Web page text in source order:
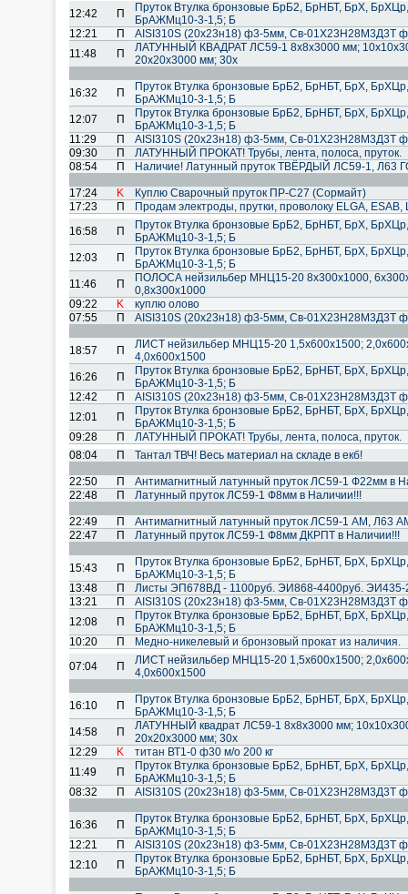
12:42
П
Пруток Втулка бронзовые БрБ2, БрНБТ, БрХ,
БрАЖМц10-3-1,5; Б
12:21
П
AISI310S (20х23н18) ф3-5мм, Cв-01Х23Н28М3Д3Т
11:48
П
ЛАТУННЫЙ КВАДРАТ ЛС59-1 8х8х3000 мм;
20х20х3000 мм; 30х
16:32 П
Пруток Втулка бронзовые БрБ2, БрНБТ, БрХ,
БрАЖМц10-3-1,5; Б
12:07
П
Пруток Втулка бронзовые БрБ2, БрНБТ, БрХ,
БрАЖМц10-3-1,5; Б
11:29
П
AISI310S (20х23н18) ф3-5мм, Cв-01Х23Н28М3Д3Т
09:30
П
ЛАТУННЫЙ ПРОКАТ! Трубы, лента, полоса, пруток.
08:54
П Наличие! Латунный пруток ТВЁРДЫЙ ЛС59-1, Л63
17:24 K
Куплю Сварочный пруток ПР-С27 (Сормайт)
17:23
П
Продам электроды, прутки, проволоку ELGA, ESAB,
16:58
П
Пруток Втулка бронзовые БрБ2, БрНБТ, БрХ,
БрАЖМц10-3-1,5; Б
12:03
П
Пруток Втулка бронзовые БрБ2, БрНБТ, БрХ,
БрАЖМц10-3-1,5; Б
11:46
П
ПОЛОСА нейзильбер МНЦ15-20 8х300х1000,
0,8х300х1000
09:22
K
куплю олово
07:55
П AISI310S (20х23н18) ф3-5мм, Cв-01Х23Н28М3Д3Т
18:57 П
ЛИСТ нейзильбер МНЦ15-20 1,5х600х1500;
4,0х600х1500
16:26
П
Пруток Втулка бронзовые БрБ2, БрНБТ, БрХ,
БрАЖМц10-3-1,5; Б
12:42
П
AISI310S (20х23н18) ф3-5мм, Cв-01Х23Н28М3Д3Т
12:01
П
Пруток Втулка бронзовые БрБ2, БрНБТ, БрХ,
БрАЖМц10-3-1,5; Б
09:28
П
ЛАТУННЫЙ ПРОКАТ! Трубы, лента, полоса, пруток.
08:04
П Тантал ТВЧ! Весь материал на складе в екб!
22:50 П
Антимагнитный латунный пруток ЛС59-1 Ф22мм в
22:48
П Латунный пруток ЛС59-1 Ф8мм в Наличии!!!
22:49 П
Антимагнитный латунный пруток ЛС59-1 АМ, Л63
22:47
П Латунный пруток ЛС59-1 Ф8мм ДКРПТ в Наличии!!!
15:43 П
Пруток Втулка бронзовые БрБ2, БрНБТ, БрХ,
БрАЖМц10-3-1,5; Б
13:48
П
Листы ЭП678ВД - 1100руб. ЭИ868-4400руб.
13:21
П
AISI310S (20х23н18) ф3-5мм, Cв-01Х23Н28М3Д3Т
12:08
П
Пруток Втулка бронзовые БрБ2, БрНБТ, БрХ,
БрАЖМц10-3-1,5; Б
10:20
П
Медно-никелевый и бронзовый прокат из наличия.
07:04
П
ЛИСТ нейзильбер МНЦ15-20 1,5х600х1500;
4,0х600х1500
16:10 П
Пруток Втулка бронзовые БрБ2, БрНБТ, БрХ,
БрАЖМц10-3-1,5; Б
14:58
П
ЛАТУННЫЙ квадрат ЛС59-1 8х8х3000 мм;
20х20х3000 мм; 30х
12:29
K
титан ВТ1-0 ф30 м/о 200 кг
11:49
П
Пруток Втулка бронзовые БрБ2, БрНБТ, БрХ,
БрАЖМц10-3-1,5; Б
08:32
П AISI310S (20х23н18) ф3-5мм, Cв-01Х23Н28М3Д3Т
16:36 П
Пруток Втулка бронзовые БрБ2, БрНБТ, БрХ,
БрАЖМц10-3-1,5; Б
12:21
П
AISI310S (20х23н18) ф3-5мм, Cв-01Х23Н28М3Д3Т
12:10
П
Пруток Втулка бронзовые БрБ2, БрНБТ, БрХ,
БрАЖМц10-3-1,5; Б